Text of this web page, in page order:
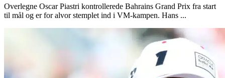
Overlegne Oscar Piastri kontrollerede Bahrains Grand Prix fra start
til mål og er for alvor stemplet ind i VM-kampen. Hans ...